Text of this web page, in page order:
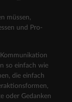
müssen,
und Pro­
so einfach wie
die einfach
oder Gedanken